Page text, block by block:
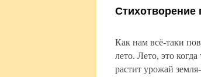
Стихотворение
Как нам всё-таки
лето. Лето, это
растит урожай